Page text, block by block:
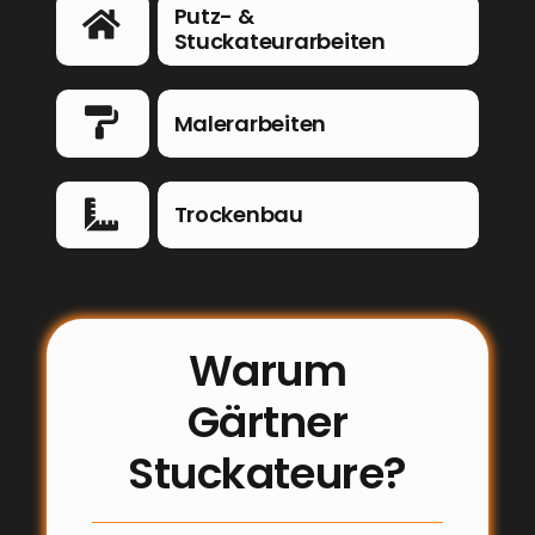
Putz- &
Stuckateurarbeiten
Malerarbeiten
Trockenbau
Warum
Gärtner
Stuckateure?